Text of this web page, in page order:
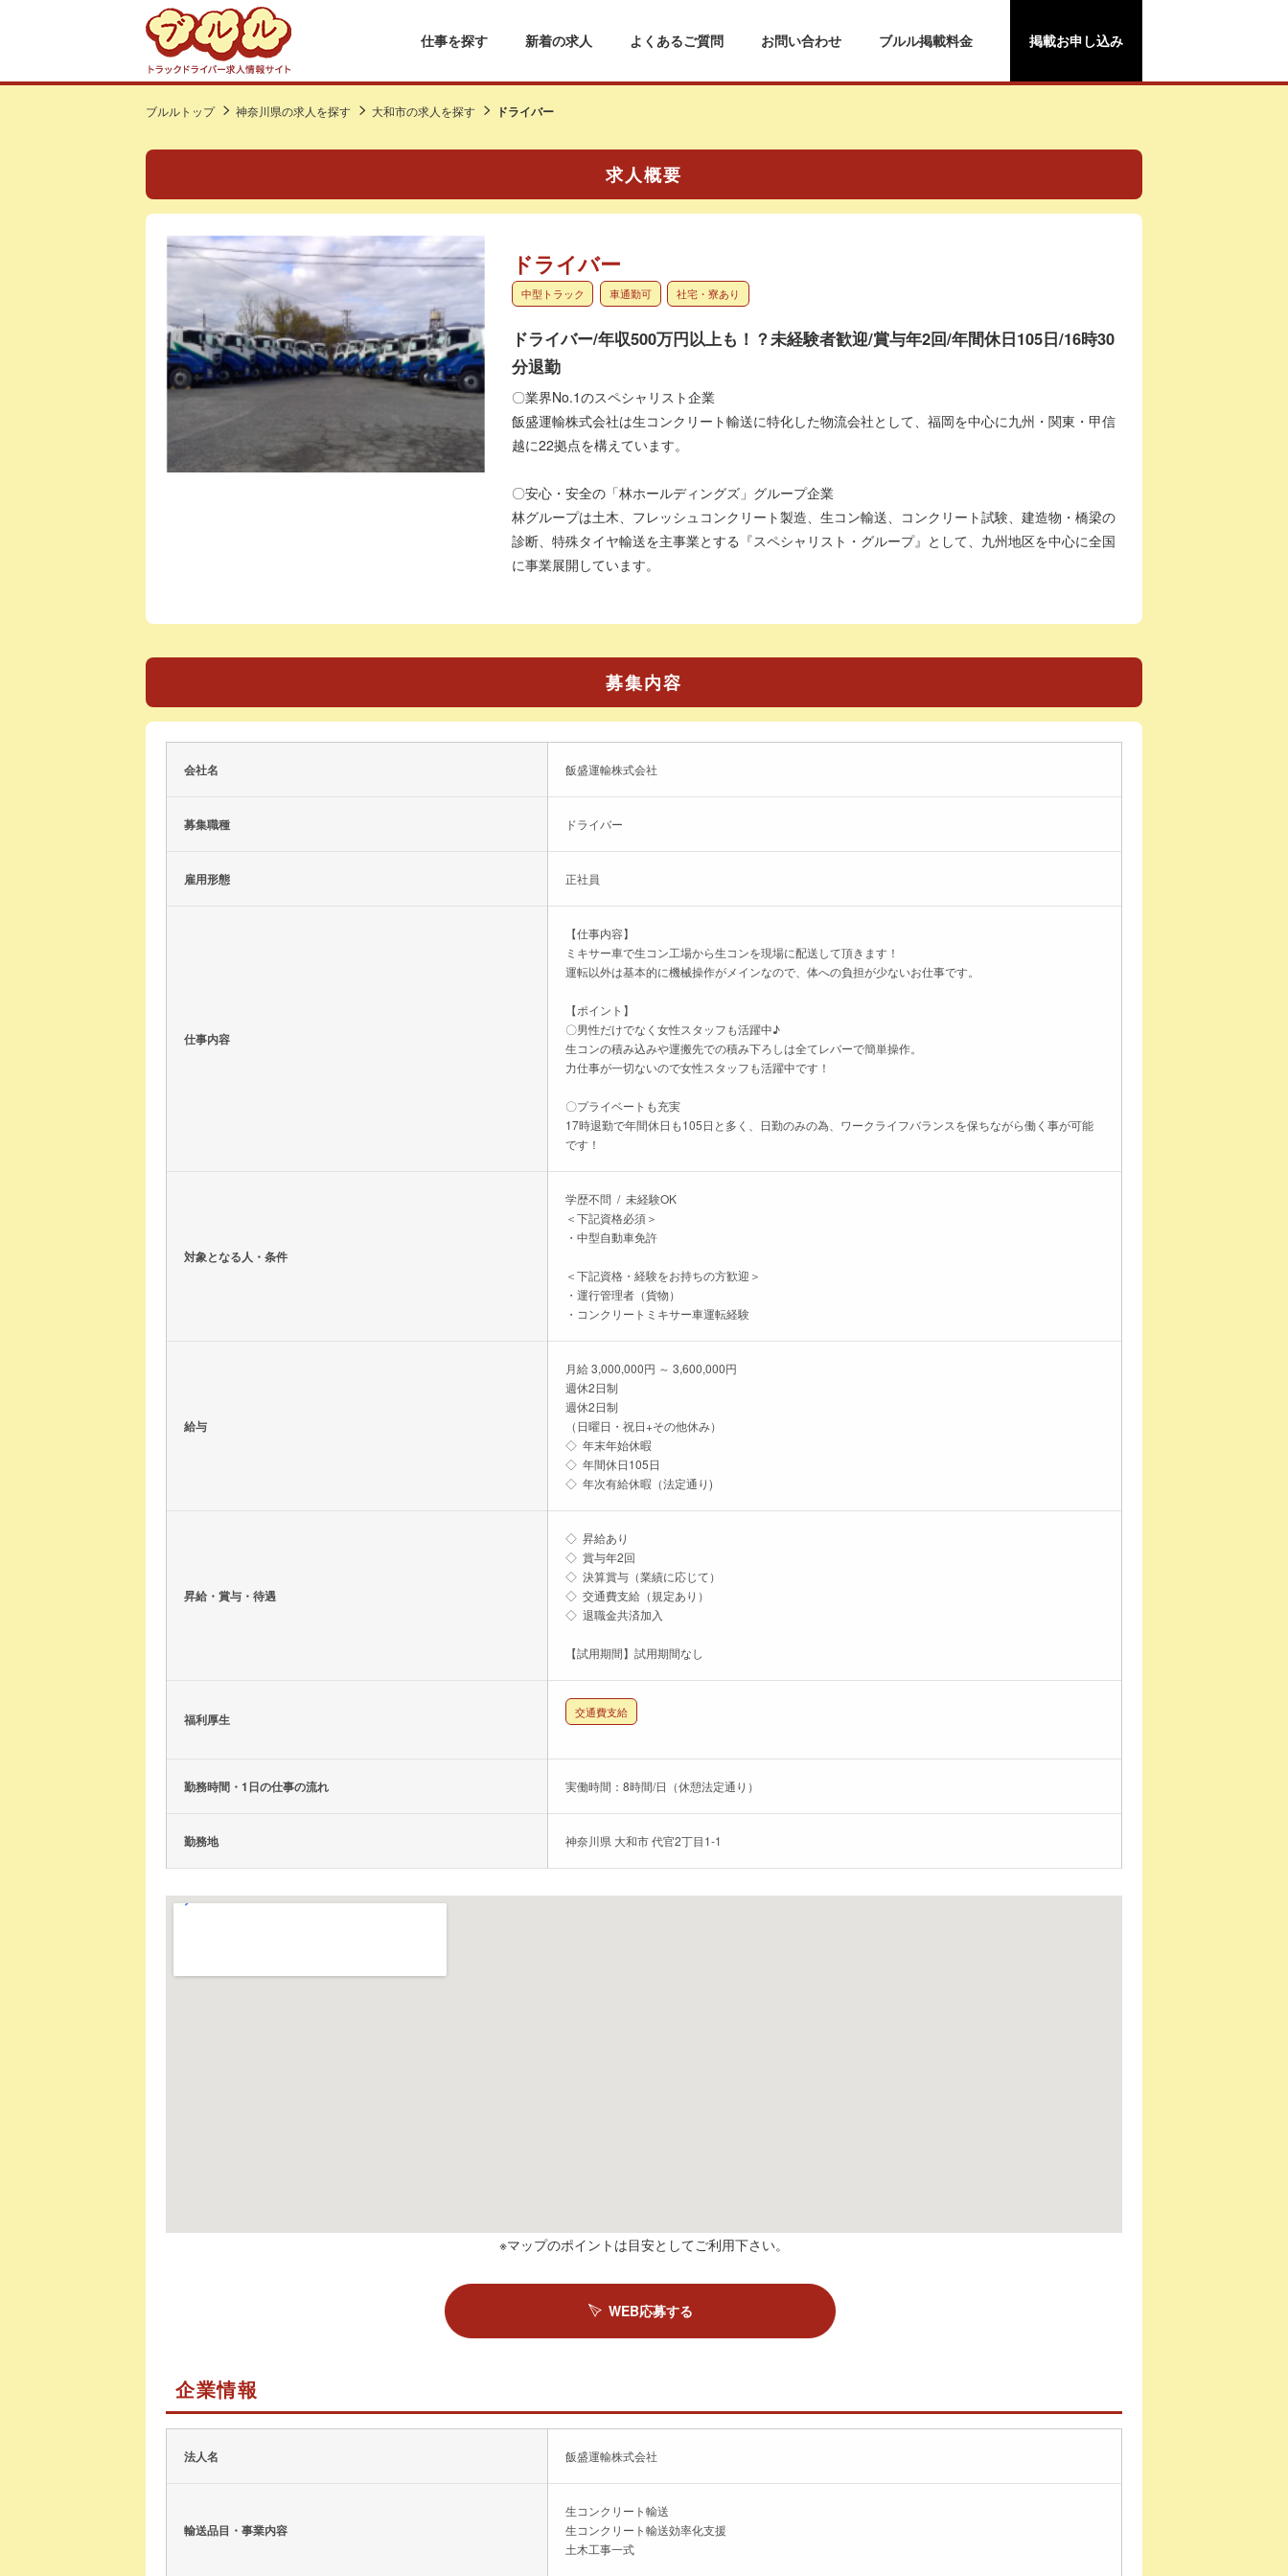
仕事を探す 新着の求人 よくあるご質問 お問い合わせ ブルル掲載料金 掲載お申し込み
ブルルトップ 神奈川県の求人を探す 大和市の求人を探す ドライバー
求人概要
ドライバー
中型トラック 車通勤可 社宅・寮あり
ドライバー/年収500万円以上も！？未経験者歓迎/賞与年2回/年間休日105日/16時30
分退勤
〇業界No.1のスペシャリスト企業
飯盛運輸株式会社は生コンクリート輸送に特化した物流会社として、福岡を中心に九州・関東・甲信
越に22拠点を構えています。
〇安心・安全の「林ホールディングズ」グループ企業
林グループは土木、フレッシュコンクリート製造、生コン輸送、コンクリート試験、建造物・橋梁の
診断、特殊タイヤ輸送を主事業とする『スペシャリスト・グループ』として、九州地区を中心に全国
に事業展開しています。
募集内容
会社名 飯盛運輸株式会社
募集職種 ドライバー
雇用形態 正社員
仕事内容
【仕事内容】
ミキサー車で生コン工場から生コンを現場に配送して頂きます！
運転以外は基本的に機械操作がメインなので、体への負担が少ないお仕事です。
【ポイント】
〇男性だけでなく女性スタッフも活躍中♪
生コンの積み込みや運搬先での積み下ろしは全てレバーで簡単操作。
力仕事が一切ないので女性スタッフも活躍中です！
〇プライベートも充実
17時退勤で年間休日も105日と多く、日勤のみの為、ワークライフバランスを保ちながら働く事が可能
です！
対象となる人・条件
学歴不問 / 未経験OK
＜下記資格必須＞
・中型自動車免許
＜下記資格・経験をお持ちの方歓迎＞
・運行管理者（貨物）
・コンクリートミキサー車運転経験
給与
月給 3,000,000円 ～ 3,600,000円
週休2日制
週休2日制
（日曜日・祝日+その他休み）
◇ 年末年始休暇
◇ 年間休日105日
◇ 年次有給休暇（法定通り)
昇給・賞与・待遇
◇ 昇給あり
◇ 賞与年2回
◇ 決算賞与（業績に応じて）
◇ 交通費支給（規定あり）
◇ 退職金共済加入
【試用期間】試用期間なし
福利厚生 交通費支給
勤務時間・1日の仕事の流れ 実働時間：8時間/日（休憩法定通り）
勤務地 神奈川県 大和市 代官2丁目1-1
※マップのポイントは目安としてご利用下さい。
WEB応募する
企業情報
法人名 飯盛運輸株式会社
輸送品目・事業内容
生コンクリート輸送
生コンクリート輸送効率化支援
土木工事一式